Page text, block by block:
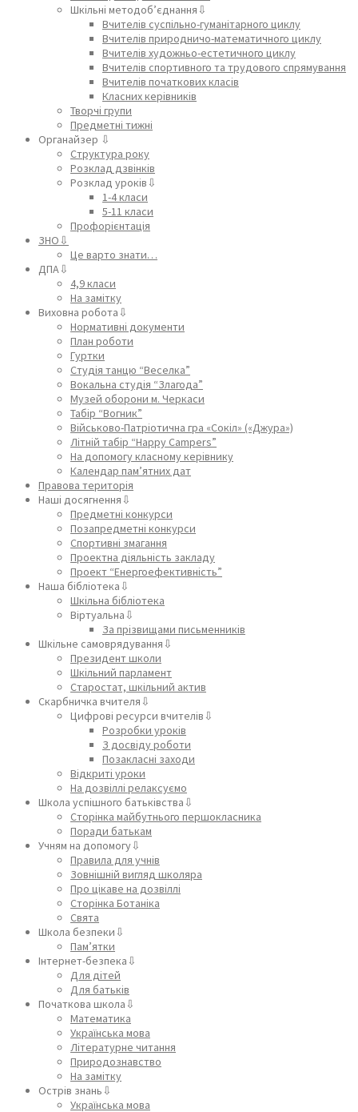
Шкільні методоб’єднання⇩
Вчителів суспільно-гуманітарного циклу
Вчителів природничо-математичного циклу
Вчителів художньо-естетичного циклу
Вчителів спортивного та трудового спрямування
Вчителів початкових класів
Класних керівників
Творчі групи
Предметні тижні
Органайзер ⇩
Структура року
Розклад дзвінків
Розклад уроків⇩
1-4 класи
5-11 класи
Профорієнтація
ЗНО⇩
Це варто знати…
ДПА⇩
4,9 класи
На замітку
Виховна робота⇩
Нормативні документи
План роботи
Гуртки
Студія танцю “Веселка”
Вокальна студія “Злагода”
Музей оборони м. Черкаси
Табір “Вогник”
Військово-Патріотична гра «Сокіл» («Джура»)
Літній табір “Happy Campers”
На допомогу класному керівнику
Календар пам’ятних дат
Правова територія
Наші досягнення⇩
Предметні конкурси
Позапредметні конкурси
Спортивні змагання
Проектна діяльність закладу
Проект “Енергоефективність”
Наша бібліотека⇩
Шкільна бібліотека
Віртуальна⇩
За прізвищами письменників
Шкільне самоврядування⇩
Президент школи
Шкільний парламент
Старостат, шкільний актив
Скарбничка вчителя⇩
Цифрові ресурси вчителів⇩
Розробки уроків
З досвіду роботи
Позакласні заходи
Відкриті уроки
На дозвіллі релаксуємо
Школа успішного батьківства⇩
Сторінка майбутнього першокласника
Поради батькам
Учням на допомогу⇩
Правила для учнів
Зовнішній вигляд школяра
Про цікаве на дозвіллі
Сторінка Ботаніка
Свята
Школа безпеки⇩
Пам’ятки
Інтернет-безпека⇩
Для дітей
Для батьків
Початкова школа⇩
Математика
Українська мова
Літературне читання
Природознавство
На замітку
Острів знань⇩
Українська мова